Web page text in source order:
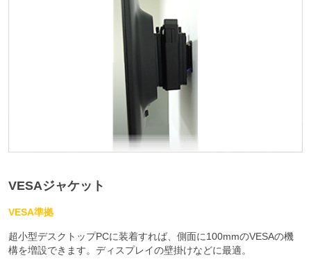
VESAジャケット
VESA準拠
超小型デスクトップPCに装着すれば、側面に100mmのVESAの機
構を増設できます。ディスプレイの壁掛けなどに最適。